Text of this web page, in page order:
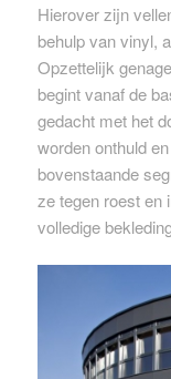
Hierover zijn
behulp van vinyl,
Opzettelijk
begint vanaf de
gedacht met het
worden onthuld
bovenstaande
ze tegen roest en
volledige